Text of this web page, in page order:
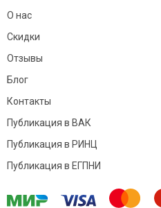
О нас
Скидки
Отзывы
Блог
Контакты
Публикация в ВАК
Публикация в РИНЦ
Публикация в ЕГПНИ